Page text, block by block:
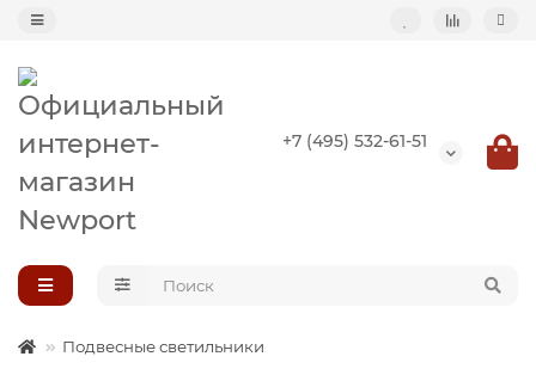
+7 (495) 532-61-51
Назад
Подвесные светильники
Потолочные светильники
Светильник-кольцо
Подвесные светильники